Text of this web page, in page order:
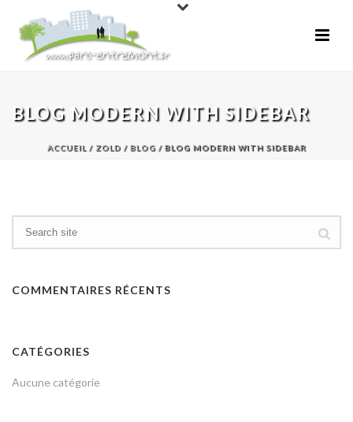
BLOG MODERN WITH SIDEBAR
ACCUEIL / ZOLD/ BLOG/ BLOG MODERN WITH SIDEBAR
COMMENTAIRES RÉCENTS
CATÉGORIES
Aucune catégorie